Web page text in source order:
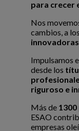
para crecer
Nos
cambios, a
Impulsamos
desde los
riguroso e
Más de
ESAO
empresas